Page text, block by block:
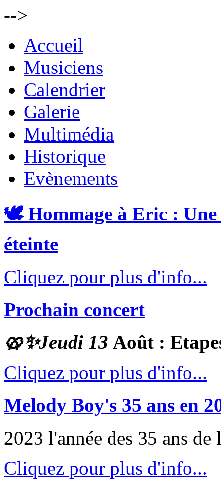
-->
Accueil
Musiciens
Calendrier
Galerie
Multimédia
Historique
Evènements
🕊️ Hommage à Eric : Une
éteinte
Cliquez pour plus d'info...
Prochain concert
🥨✨Jeudi 13 Août :
Cliquez pour plus d'info...
Melody Boy's 35 ans en
2023 l'année des 35 ans
Cliquez pour plus d'info...